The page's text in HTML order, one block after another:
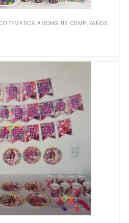
TEMATICA AMONG US CUMPLEAÑOS